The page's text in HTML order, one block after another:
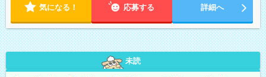
気になる！ 応募する 詳細へ
未読